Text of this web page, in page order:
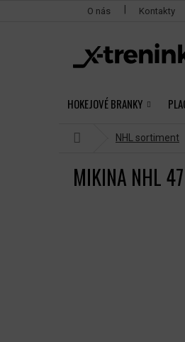
O nás Kontakty
HOKEJOVÉ BRANKY
NHL sortiment
MIKINA NHL